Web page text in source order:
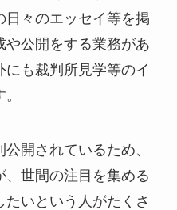
々のエッセイ等を掲
公開をする業務があ
にも裁判所見学等のイ
開されているため、
世間の注目を集める
いという人がたくさ